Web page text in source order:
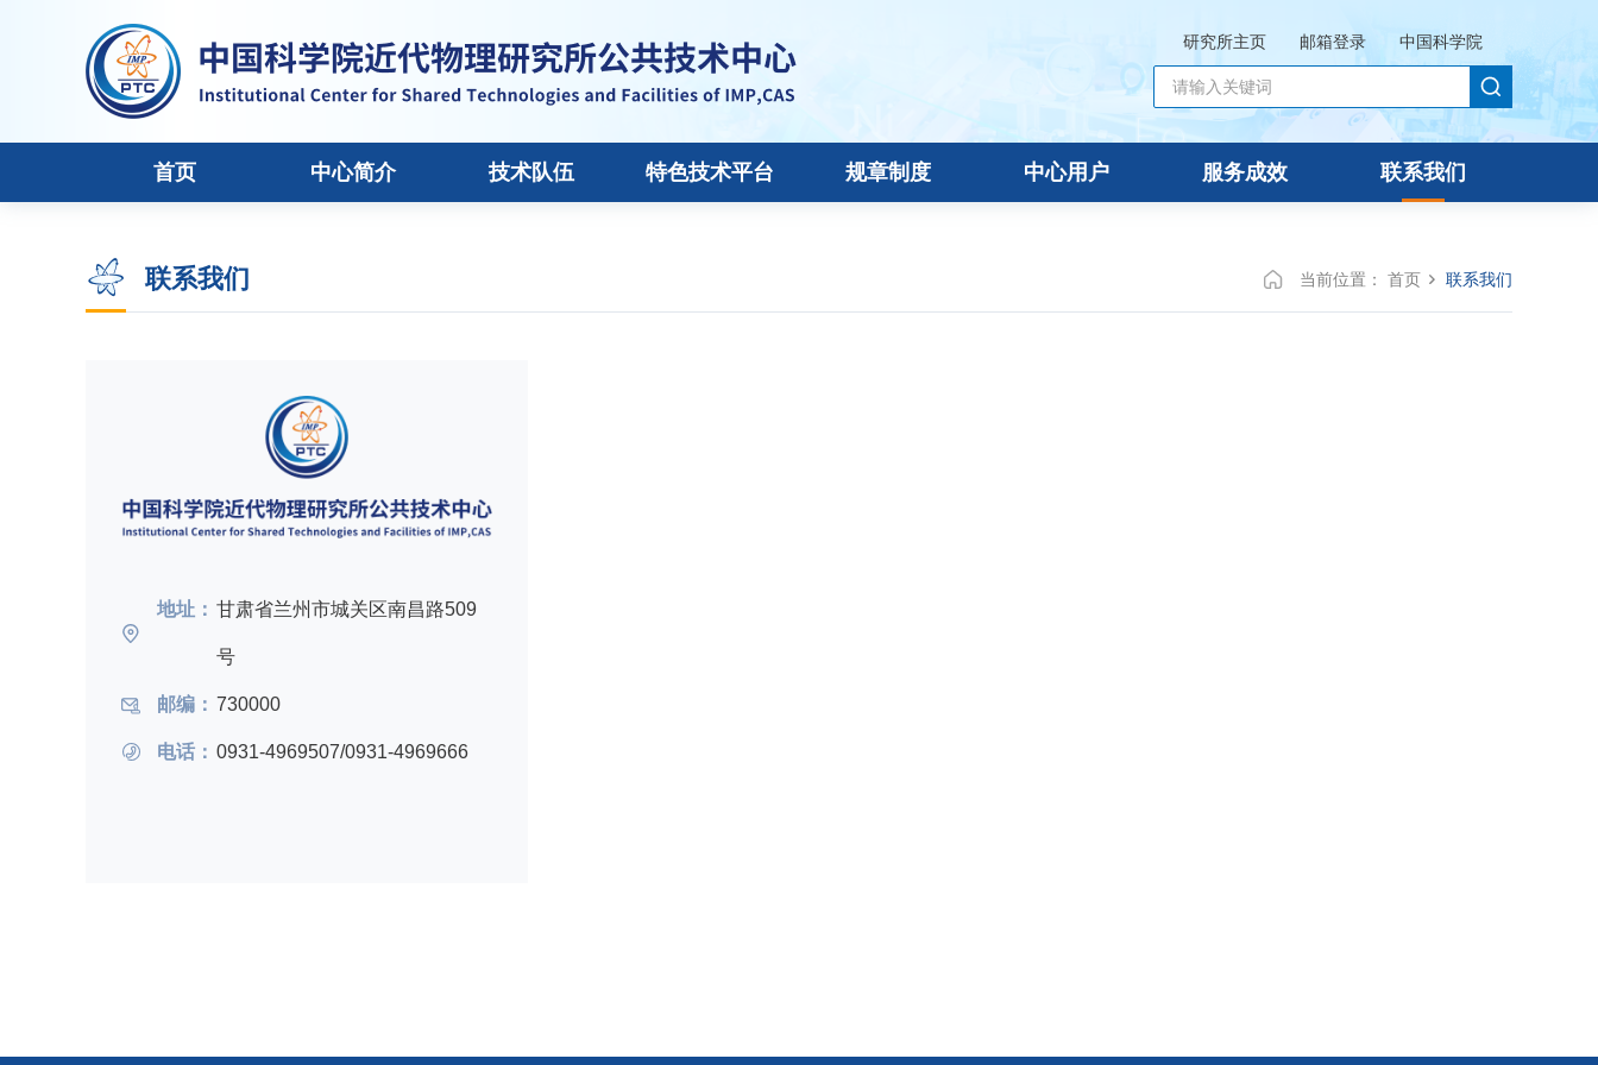
研究所主页 邮箱登录 中国科学院
首页 中心简介 技术队伍 特色技术平台 规章制度 中心用户 服务成效 联系我们
联系我们 当前位置： 首页 联系我们
地址： 甘肃省兰州市城关区南昌路509
号
邮编： 730000
电话： 0931-4969507/0931-4969666